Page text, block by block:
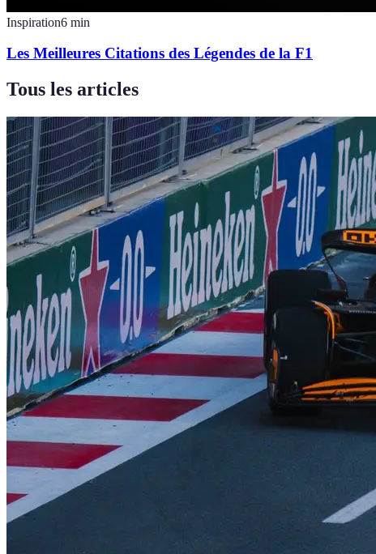
Inspiration6 min
Les Meilleures Citations des Légendes de la F1
Tous les articles